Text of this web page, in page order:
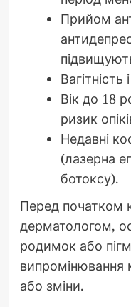
Прийом
Вагітність
Вік до 18
ризик
Недавні
(лазерна
ботоксу).
Перед початком
дерматологом,
родимок або
випромінювання
або зміни.